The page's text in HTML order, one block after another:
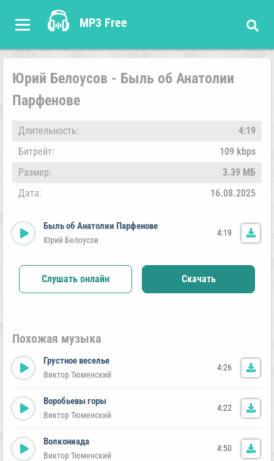
MP3 Free
Юрий Белоусов - Быль об Анатолии
Парфенове
Длительность:
4:19
Битрейт:
109 kbps
Размер:
3.39 МБ
Дата:
16.08.2025
Быль об Анатолии Парфенове
Юрий Белоусов
4:19
Слушать онлайн Скачать
Похожая музыка
Грустное веселье
Виктор Тюменский
4:26
Воробьевы горы
Виктор Тюменский
4:22
Волкониада
Виктор Тюменский
4:50